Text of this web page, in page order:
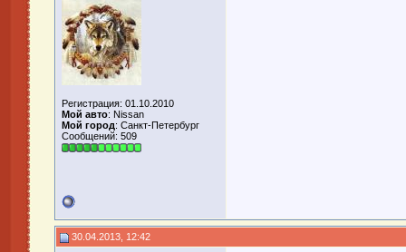
Регистрация: 01.10.2010
Мой авто: Nissan
Мой город: Санкт-Петербург
Сообщений: 509
30.04.2013, 12:42